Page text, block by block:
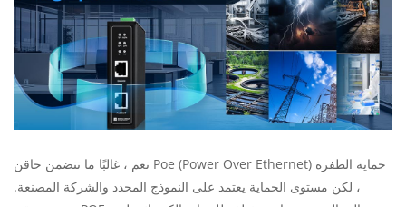
نعم ، غالبًا ما تتضمن حاقن Poe (Power Over Ethernet) حماية الطفرة
، لكن مستوى الحماية يعتمد على النموذج المحدد والشركة المصنعة.